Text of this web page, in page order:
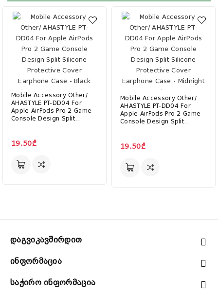
Mobile Accessory Other/
AHASTYLE PT-DD04 For
Apple AirPods Pro 2 Game
Console Design Split
19.50₾
Mobile Accessory Other/
AHASTYLE PT-DD04 For
Apple AirPods Pro 2 Game
Console Design Split
Blue
19.50₾
Დაგვიკავშირდით
Ინფორმაცია
Საჭირო Ინფორმაცია